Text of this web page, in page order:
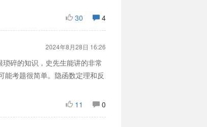
30
4
2024年8月28日 16:26
碎的知识，史先生能讲的非常
能考题很简单。隐函数定理和反
11
0